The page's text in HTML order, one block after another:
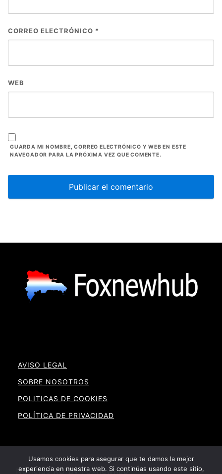
CORREO ELECTRÓNICO *
WEB
GUARDA MI NOMBRE, CORREO ELECTRÓNICO Y WEB EN ESTE
NAVEGADOR PARA LA PRÓXIMA VEZ QUE COMENTE.
AVISO LEGAL
SOBRE NOSOTROS
POLITICAS DE COOKIES
POLÍTICA DE PRIVACIDAD
Noticias RD By Foxnewhub
Usamos cookies para asegurar que te damos la mejor
experiencia en nuestra web. Si continúas usando este sitio,